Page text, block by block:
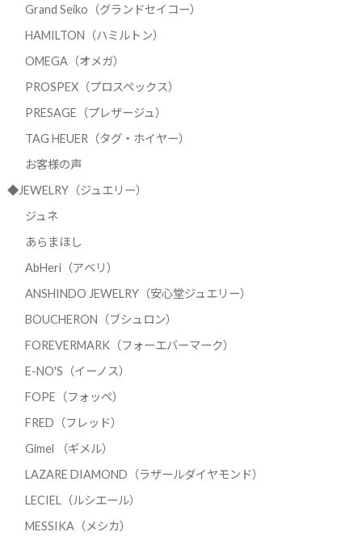
Grand Seiko（グランドセイコー）
HAMILTON（ハミルトン）
OMEGA（オメガ）
PROSPEX（プロスペックス）
PRESAGE（プレザージュ）
TAG HEUER（タグ・ホイヤー）
お客様の声
◆JEWELRY（ジュエリー）
ジュネ
あらまほし
AbHeri（アベリ）
ANSHINDO JEWELRY（安心堂ジュエリー）
BOUCHERON（ブシュロン）
FOREVERMARK（フォーエバーマーク）
E-NO'S（イーノス）
FOPE（フォッペ）
FRED（フレッド）
Gimel （ギメル）
LAZARE DIAMOND（ラザールダイヤモンド）
LECIEL（ルシエール）
MESSIKA（メシカ）